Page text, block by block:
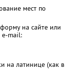
мест по
на сайте или
mail:
на латинице (как в